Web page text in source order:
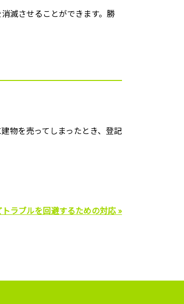
滅させることができます。勝
物を売ってしまったとき、登記
ラブルを回避するための対応 »